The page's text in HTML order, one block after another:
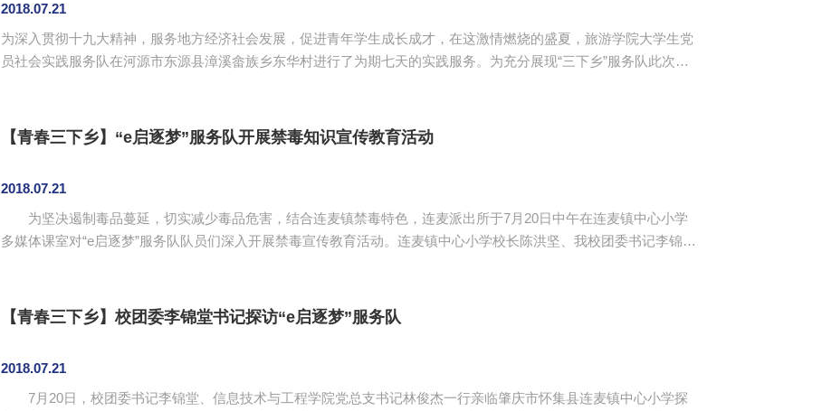
2018.07.21
为深入贯彻十九大精神，服务地方经济社会发展，促进青年学生成长成才，在这激情燃烧的盛夏，旅游学院大学生党
员社会实践服务队在河源市东源县漳溪畲族乡东华村进行了为期七天的实践服务。为充分展现“三下乡”服务队此次下
服务队指导老师蔡俊发、刘智莹、梁智斌。 河溪民间艺术团的演奏为本次文艺晚...
【青春三下乡】“e启逐梦”服务队开展禁毒知识宣传教育活动
2018.07.21
为坚决遏制毒品蔓延，切实减少毒品危害，结合连麦镇禁毒特色，连麦派出所于7月20日中午在连麦镇中心小学
多媒体课室对“e启逐梦”服务队队员们深入开展禁毒宣传教育活动。连麦镇中心小学校长陈洪坚、我校团委书记李锦堂
染。活动现场通过多媒体展示了吸毒者杀戮无辜、自残自害、杀害亲人等种种触目惊心的...
【青春三下乡】校团委李锦堂书记探访“e启逐梦”服务队
2018.07.21
7月20日，校团委书记李锦堂、信息技术与工程学院党总支书记林俊杰一行亲临肇庆市怀集县连麦镇中心小学探